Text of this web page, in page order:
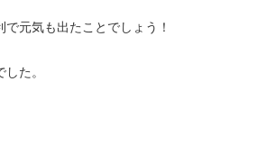
元気も出たことでしょう！
た。